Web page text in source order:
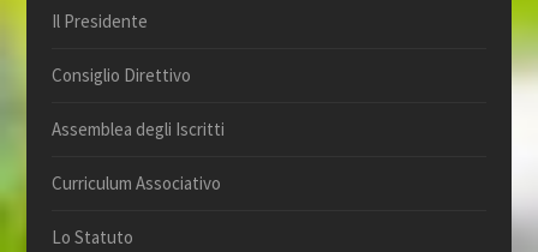
Il Presidente
Consiglio Direttivo
Assemblea degli Iscritti
Curriculum Associativo
Lo Statuto